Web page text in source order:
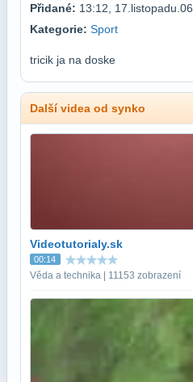
Přidané: 13:12, 17.listopadu.06
Kategorie: Sport
tricik ja na doske
Další videa od synko
Videotutorialy.sk
00:14
Věda a technika | 11153 zobrazení